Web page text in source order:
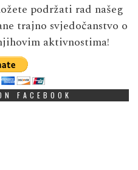
podržati rad našeg
trajno svjedočanstvo o
aktivnostima!
FACEBOOK